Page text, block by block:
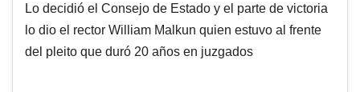
Lo decidió el Consejo de Estado y el parte de victoria
lo dio el rector William Malkun quien estuvo al frente
del pleito que duró 20 años en juzgados